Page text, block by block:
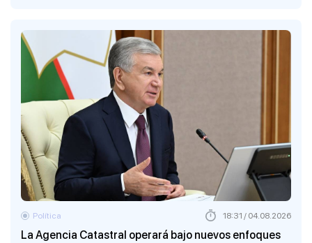
La Agencia Catastral operará bajo nuevos enfoques
Política 18:31 / 04.08.2026